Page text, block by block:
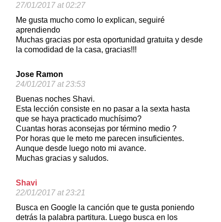
27/01/2017 at 02:27
Me gusta mucho como lo explican, seguiré
aprendiendo
Muchas gracias por esta oportunidad gratuita y desde
la comodidad de la casa, gracias!!!
Jose Ramon
24/01/2017 at 23:53
Buenas noches Shavi.
Esta lección consiste en no pasar a la sexta hasta
que se haya practicado muchísimo?
Cuantas horas aconsejas por término medio ?
Por horas que le meto me parecen insuficientes.
Aunque desde luego noto mi avance.
Muchas gracias y saludos.
Shavi
22/01/2017 at 23:21
Busca en Google la canción que te gusta poniendo
detrás la palabra partitura. Luego busca en los